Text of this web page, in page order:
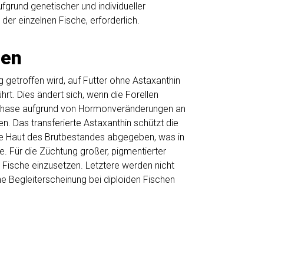
genetischer und individueller
einzelnen Fische, erforderlich.
getroffen wird, auf Futter ohne Astaxanthin
Dies ändert sich, wenn die Forellen
aufgrund von Hormonveränderungen an
Das transferierte Astaxanthin schützt die
Haut des Brutbestandes abgegeben, was in
Für die Züchtung großer, pigmentierter
einzusetzen. Letztere werden nicht
Begleiterscheinung bei diploiden Fischen